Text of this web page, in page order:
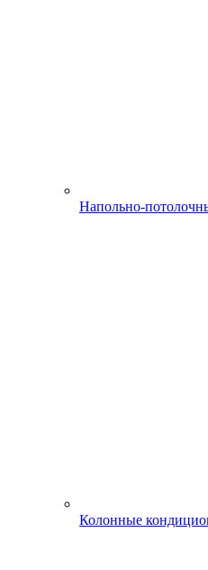
Напольно-
Колонные